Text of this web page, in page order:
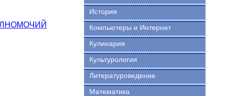
История
Компьютеры и Интернет
Кулинария
Культурология
Литературоведение
Математика